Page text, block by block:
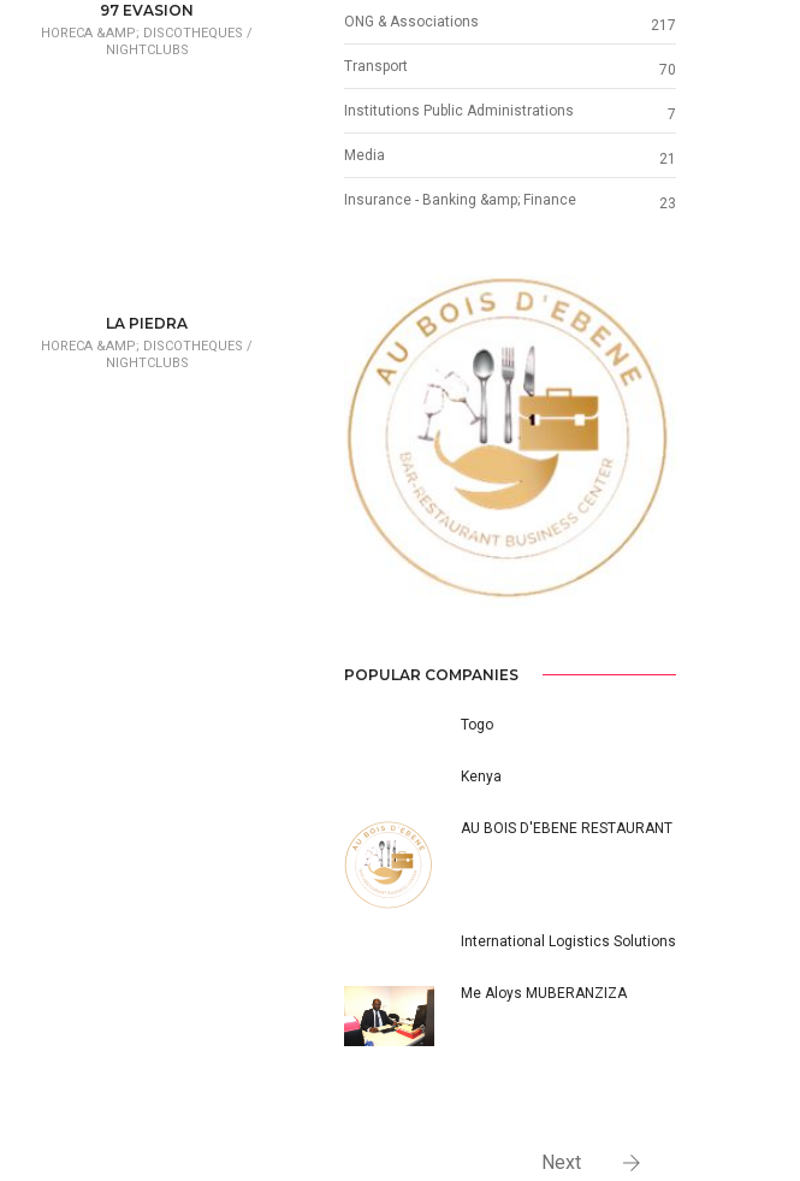
97 EVASION
HORECA &AMP; DISCOTHEQUES /
NIGHTCLUBS
LA PIEDRA
HORECA &AMP; DISCOTHEQUES /
NIGHTCLUBS
ONG & Associations 217
Transport 70
Institutions Public Administrations 7
Media 21
Insurance - Banking &amp; Finance 23
Previous Next
POPULAR COMPANIES
Togo
Kenya
AU BOIS D'EBENE RESTAURANT
International Logistics Solutions
Me Aloys MUBERANZIZA
Next